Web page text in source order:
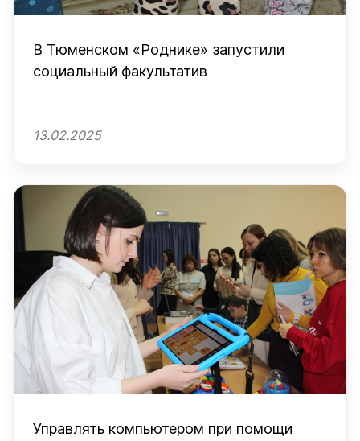
В Тюменском «Роднике» запустили
социальный факультатив
13.02.2025
Управлять компьютером при помощи